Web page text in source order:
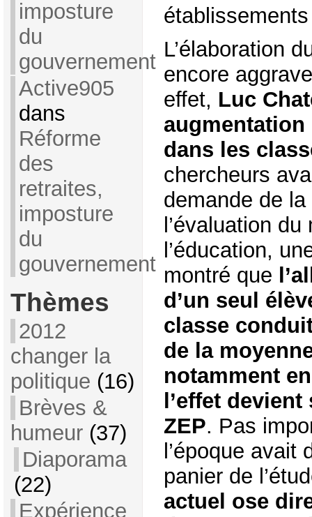
imposture
du
gouvernement
Active905
dans
Réforme
des
retraites,
imposture
du
gouvernement
Thèmes
2012
changer la
politique (16)
Brèves &
humeur(37)
Diaporama
(22)
Expérience
L’élaboration
encore
effet, Luc
augmentation
dans les
chercheurs
demande de
l’évaluation
l’éducation,
montré que
d’un seul
classe
de la
notamment
l’effet
ZEP. Pas
l’époque
panier de
actuel ose